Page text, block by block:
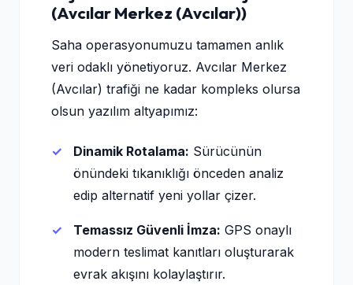
(Avcılar Merkez (Avcılar))
Saha operasyonumuzu tamamen anlık
veri odaklı yönetiyoruz. Avcılar Merkez
(Avcılar) trafiği ne kadar kompleks olursa
olsun yazılım altyapımız:
Dinamik Rotalama: Sürücünün
önündeki tıkanıklığı önceden analiz
edip alternatif yeni yollar çizer.
Temassız Güvenli İmza: GPS onaylı
modern teslimat kanıtları oluşturarak
evrak akışını kolaylaştırır.